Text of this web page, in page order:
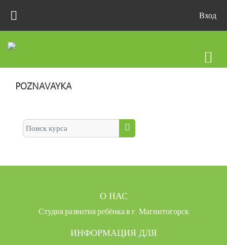
Вход
POZNAVAYKA
Поиск курса
Поиск курса
О НАС
Студия развития ребёнка в г. Магнитогорск
ИНФОРМАЦИЯ ДЛЯ